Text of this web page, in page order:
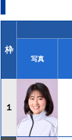
枠
写真
１